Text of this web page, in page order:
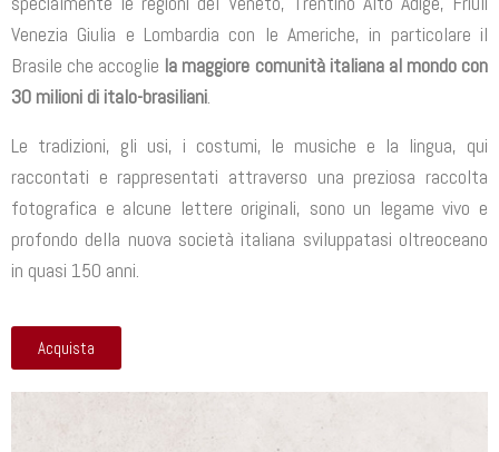
Venezia Giulia e Lombardia con le Americhe, in particolare il
Brasile che accoglie la maggiore comunità italiana al mondo con
30 milioni di italo-brasiliani.
Le tradizioni, gli usi, i costumi, le musiche e la lingua, qui
raccontati e rappresentati attraverso una preziosa raccolta
fotografica e alcune lettere originali, sono un legame vivo e
profondo della nuova società italiana sviluppatasi oltreoceano
in quasi 150 anni.
Acquista